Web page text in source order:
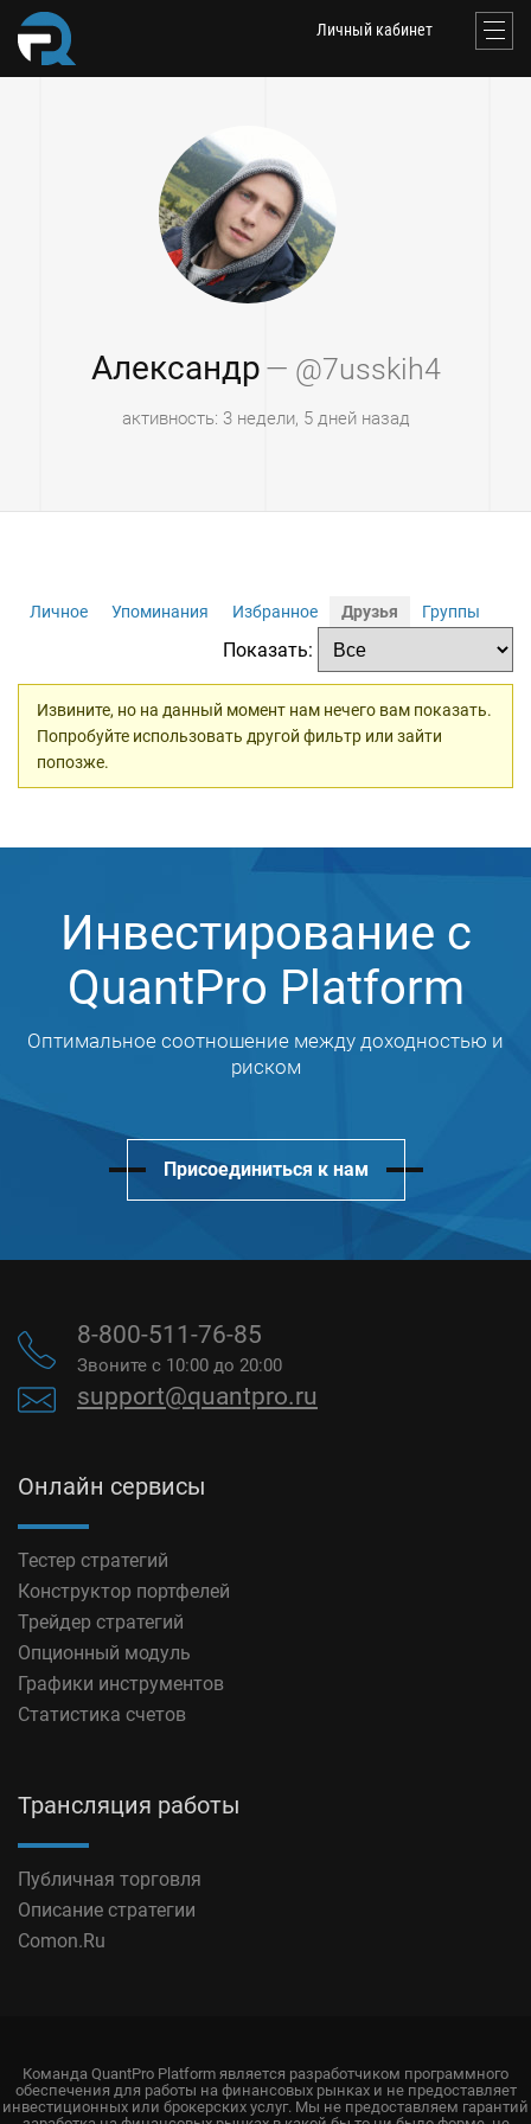
Личный кабинет
Александр — @7usskih4
активность: 3 недели, 5 дней назад
Личное Упоминания Избранное Друзья Группы
Показать:
Извините, но на данный момент нам нечего вам показать.
Попробуйте использовать другой фильтр или зайти
попозже.
Инвестирование с
QuantPro Platform
Оптимальное соотношение между доходностью и
риском
Присоединиться к нам
8-800-511-76-85
Звоните с 10:00 до 20:00
support@quantpro.ru
Онлайн сервисы
Тестер стратегий
Конструктор портфелей
Трейдер стратегий
Опционный модуль
Графики инструментов
Статистика счетов
Трансляция работы
Публичная торговля
Описание стратегии
Comon.Ru
Команда QuantPro Platform является разработчиком программного
обеспечения для работы на финансовых рынках и не предоставляет
инвестиционных или брокерских услуг. Мы не предоставляем гарантий